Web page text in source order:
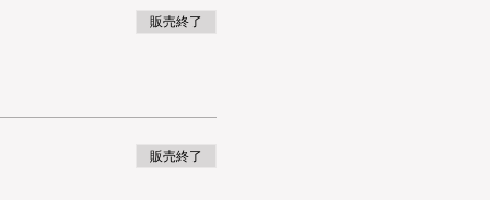
販売終了
販売終了